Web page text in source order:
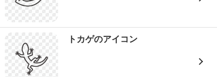
トカゲのアイコン